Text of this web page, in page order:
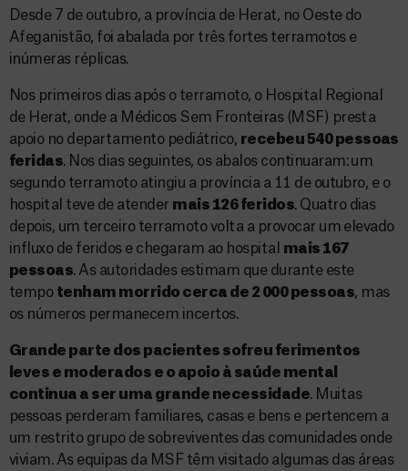
Desde 7 de outubro, a província de Herat, no Oeste do
Afeganistão, foi abalada por três fortes terramotos e
inúmeras réplicas.
Nos primeiros dias após o terramoto, o Hospital Regional
de Herat, onde a Médicos Sem Fronteiras (MSF) presta
apoio no departamento pediátrico, recebeu 540 pessoas
feridas. Nos dias seguintes, os abalos continuaram: um
segundo terramoto atingiu a província a 11 de outubro, e o
hospital teve de atender mais 126 feridos. Quatro dias
depois, um terceiro terramoto volta a provocar um elevado
influxo de feridos e chegaram ao hospital mais 167
pessoas. As autoridades estimam que durante este
tempo tenham morrido cerca de 2 000 pessoas, mas
os números permanecem incertos.
Grande parte dos pacientes sofreu ferimentos
leves e moderados e o apoio à saúde mental
continua a ser uma grande necessidade. Muitas
pessoas perderam familiares, casas e bens e pertencem a
um restrito grupo de sobreviventes das comunidades onde
viviam. As equipas da MSF têm visitado algumas das áreas